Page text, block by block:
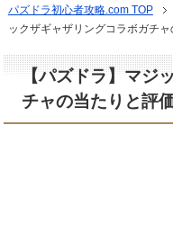
パズドラ初心者攻略.com TOP
ックザギャザリングコラボガチ
【パズドラ】マジ
チャの当たりと評